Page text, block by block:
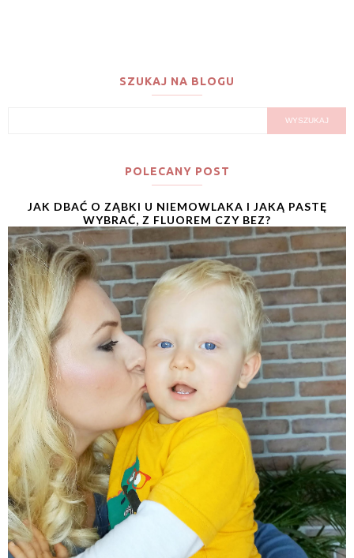
SZUKAJ NA BLOGU
POLECANY POST
JAK DBAĆ O ZĄBKI U NIEMOWLAKA I JAKĄ PASTĘ
WYBRAĆ, Z FLUOREM CZY BEZ?